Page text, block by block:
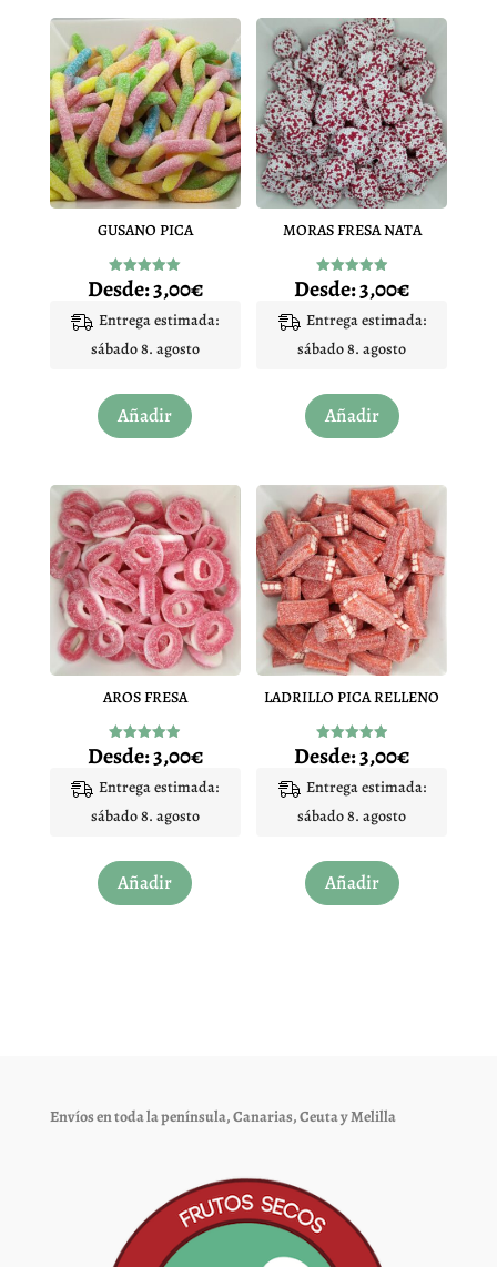
GUSANO PICA
Valorado
con
de 5
Desde:3,00€
Entrega estimada:
sábado 8. agosto
Añadir
producto
variantes.
Las
opciones
se
pueden
elegir
en
de
producto
MORAS FRESA NATA
Valorado
con
de 5
Desde:3,00€
Entrega estimada:
sábado 8. agosto
Añadir
producto
variantes.
Las
opciones
se
pueden
elegir
en
la
de
producto
AROS FRESA
Valorado
con
de 5
Desde:3,00€
Entrega estimada:
sábado 8. agosto
Añadir
producto
elegir
página
de
LADRILLO PICA RELLENO
Valorado
con
de 5
Desde:3,00€
Entrega estimada:
sábado 8. agosto
Añadir
producto
Envíos en toda la península, Canarias, Ceuta y Melilla